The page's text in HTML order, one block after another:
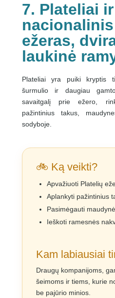
7. Plateliai
ežeras,
laukinė
Plateliai yra puiki kryptis
šurmulio ir daugiau
savaitgalį prie ežero,
pažintinius takus,
sodyboje.
🚲 Ką veikti?
Apvažiuoti Platelių
Aplankyti pažintinius
Pasimėgauti
Ieškoti ramesnės
Kam labiausiai
Draugų kompanijoms,
šeimoms ir tiems, kurie
be pajūrio minios.